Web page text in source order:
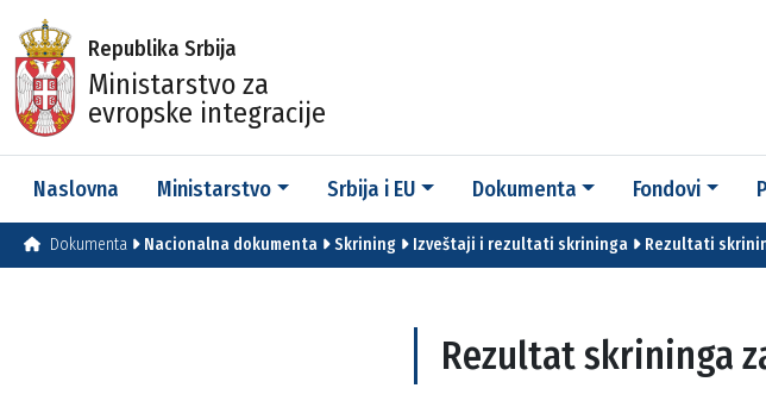
Republika Srbija
Ministarstvo za
evropske integracije
Naslovna Ministarstvo Srbija i EU Dokumenta Fondovi
Dokumenta Nacionalna dokumenta Skrining Izveštaji i rezultati skrininga Rezultati
Rezultat skrininga